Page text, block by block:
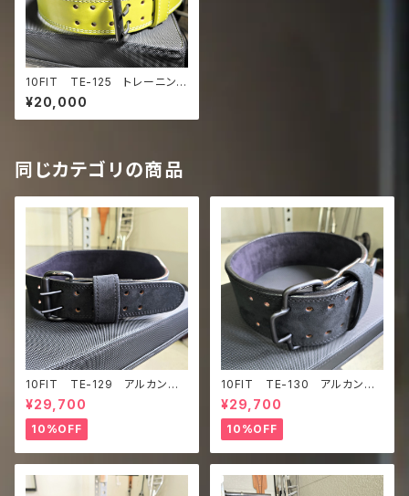
10FIT TE-125 トレーニング
ベルト リフティングベルト パ
ワーベルト レザー 黄色 ラ
イムグリーン lifting belt
¥20,000
同じカテゴリの商品
10FIT TE-129 アルカンタ
ーラ ウルトラスエード トレー
ニングベルト リフティングベル
ト パワーベルト 黒 lifting b
elt power belt
¥29,700
10%OFF
10FIT TE-130 アルカンタ
ーラ ウルトラスエード フック
バックルベルト トレーニングベ
ルト リフティングベルト パワ
ーベルト 黒 lifting belt po
wer belt
¥29,700
10%OFF